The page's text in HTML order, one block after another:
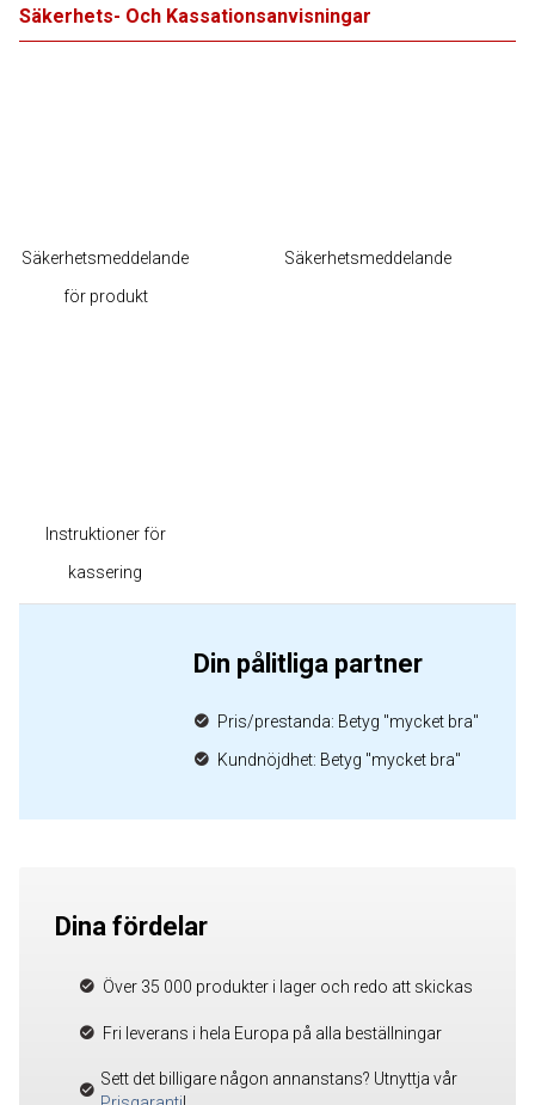
Säkerhets- Och Kassationsanvisningar
Säkerhetsmeddelande
för produkt
Säkerhetsmeddelande
Instruktioner för
kassering
Din pålitliga partner
Pris/prestanda: Betyg "mycket bra"
Kundnöjdhet: Betyg "mycket bra"
Dina fördelar
Över 35 000 produkter i lager och redo att skickas
Fri leverans i hela Europa på alla beställningar
Sett det billigare någon annanstans? Utnyttja vår